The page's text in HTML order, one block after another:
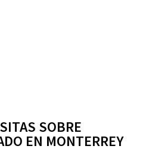
SOBRE
EN MONTERREY